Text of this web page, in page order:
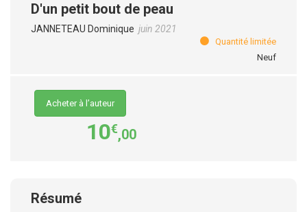
D'un petit bout de peau
JANNETEAU Dominique juin 2021
Quantité limitée
Neuf
Acheter à l’auteur
10€,00
Résumé